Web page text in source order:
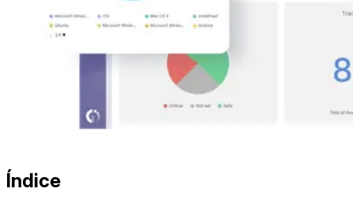
Índice